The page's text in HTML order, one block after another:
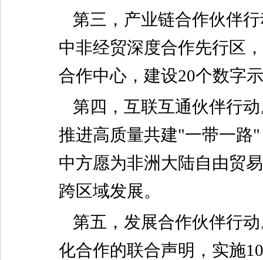
第三，产业链合作伙伴
中非经贸深度合作先行区
合作中心，建设20个数字
第四，互联互通伙伴行
推进高质量共建"一带一路
中方愿为非洲大陆自由贸
跨区域发展。
第五，发展合作伙伴行
化合作的联合声明，实施